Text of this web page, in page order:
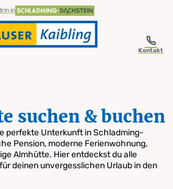
in
Kontakt
suchen & buchen
perfekte Unterkunft in Schladming-
Pension, moderne Ferienwohnung,
Almhütte. Hier entdeckst du alle
deinen unvergesslichen Urlaub in den